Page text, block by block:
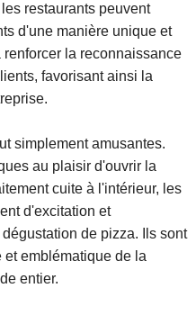
restaurants peuvent
d'une manière unique et
la reconnaissance
favorisant ainsi la
simplement amusantes.
au plaisir d'ouvrir la
cuite à l'intérieur, les
d'excitation et
de pizza. Ils sont
emblématique de la
entier.